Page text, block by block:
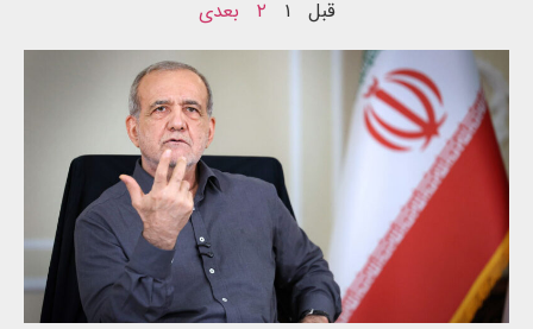
قبل ۱ ۲ بعدی